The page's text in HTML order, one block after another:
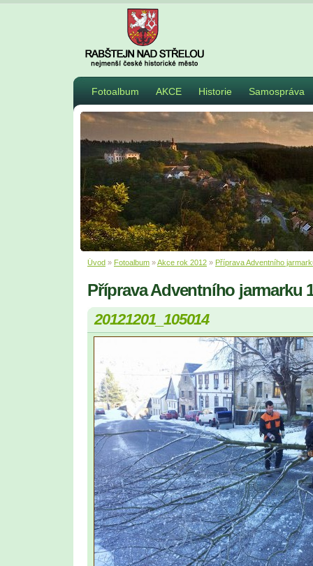
Fotoalbum AKCE Historie Samospráva
Úvod » Fotoalbum »Akce rok 2012 » Příprava Adventního
Příprava Adventního jarmarku
20121201_105014